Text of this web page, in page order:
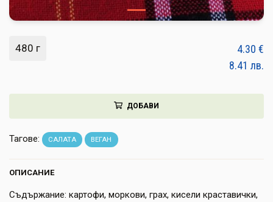
БИЛКИ И ПОДПРАВКИ
КОЗМЕТИКА
ЗА ДОМА
480 г 4.30 €
8.41 лв.
ДОБАВИ
Тагове: САЛАТА ВЕГАН
ОПИСАНИЕ
Съдържание: картофи, моркови, грах, кисели краставички,